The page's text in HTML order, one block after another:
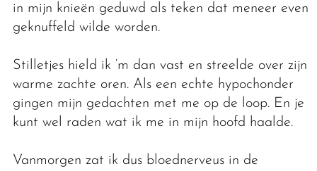
in mijn knieën geduwd als teken dat meneer even
geknuffeld wilde worden.
Stilletjes hield ik ‘m dan vast en streelde over zijn
warme zachte oren. Als een echte hypochonder
gingen mijn gedachten met me op de loop. En je
kunt wel raden wat ik me in mijn hoofd haalde.
Vanmorgen zat ik dus bloednerveus in de